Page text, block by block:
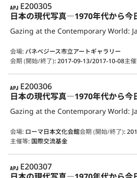
APJ
E200305
日本の現代写真―1970年代から今
会場:パネベジース市立アートギャラリー
会期 (開始/終了):2017-09-13/2017-10-08主
APJ
E200306
日本の現代写真―1970年代から今
会場: ローマ日本文化会館会期 (開始/終了):
主催等: 国際交流基金
APJ
E200307